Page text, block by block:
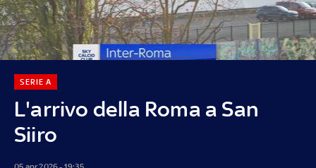
L'arrivo della Roma a San
Siiro
SERIE A